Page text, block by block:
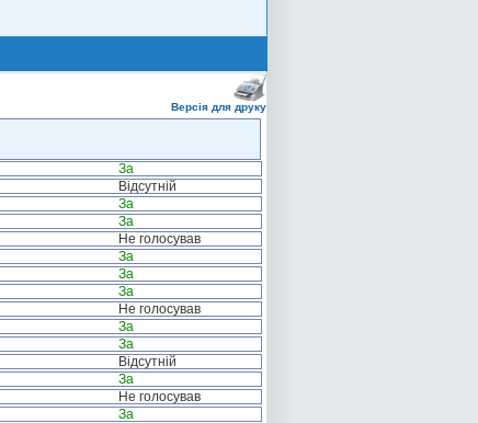
Версія для друку
За
Відсутній
За
За
Не голосував
За
За
За
Не голосував
За
За
Відсутній
За
Не голосував
За